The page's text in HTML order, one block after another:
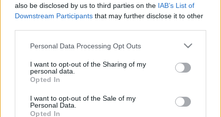
also be disclosed by us to third parties on the IAB’s List of
Downstream Participants that may further disclose it to other
Please note that this website/app uses one or more Google
not limited to your visit or usage behaviour. You may click to
grant or deny consent to Google and its third-party tags to
use your data for below specified purposes in below Google
consent section.
Personal Data Processing Opt Outs
I want to opt-out of the Sharing of my
personal data.
Opted In
I want to opt-out of the Sale of my
Personal Data.
Opted In
Egészségkalauz
Egészségkalauz
A dohánygyárak több évtizede forgalmazzák az ún.
light cigarettákat, amelyek nikotin és kátránytartalma
ugyan alacsonyabb a többi dohányterméknél, de
egészségkárosító hatásuk ugyanolyan erős.